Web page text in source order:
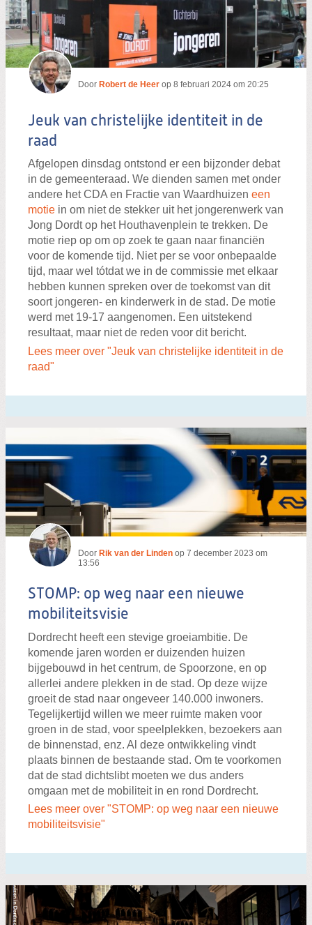
Door Robert de Heer op 8 februari 2024 om 20:25
Jeuk van christelijke identiteit in de
raad
Afgelopen dinsdag ontstond er een bijzonder debat
in de gemeenteraad. We dienden samen met onder
andere het CDA en Fractie van Waardhuizen een
motie in om niet de stekker uit het jongerenwerk van
Jong Dordt op het Houthavenplein te trekken. De
motie riep op om op zoek te gaan naar financiën
voor de komende tijd. Niet per se voor onbepaalde
tijd, maar wel tótdat we in de commissie met elkaar
hebben kunnen spreken over de toekomst van dit
soort jongeren- en kinderwerk in de stad. De motie
werd met 19-17 aangenomen. Een uitstekend
resultaat, maar niet de reden voor dit bericht.
Lees meer over "Jeuk van christelijke identiteit in de
raad"
Door Rik van der Linden op 7 december 2023 om
13:56
STOMP: op weg naar een nieuwe
mobiliteitsvisie
Dordrecht heeft een stevige groeiambitie. De
komende jaren worden er duizenden huizen
bijgebouwd in het centrum, de Spoorzone, en op
allerlei andere plekken in de stad. Op deze wijze
groeit de stad naar ongeveer 140.000 inwoners.
Tegelijkertijd willen we meer ruimte maken voor
groen in de stad, voor speelplekken, bezoekers aan
de binnenstad, enz. Al deze ontwikkeling vindt
plaats binnen de bestaande stad. Om te voorkomen
dat de stad dichtslibt moeten we dus anders
omgaan met de mobiliteit in en rond Dordrecht.
Lees meer over "STOMP: op weg naar een nieuwe
mobiliteitsvisie"